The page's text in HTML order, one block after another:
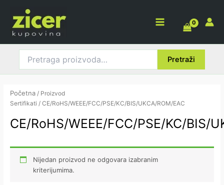
sadržaj
Menu
za:
Pretraži
Početna / Proizvod
Sertifikati / CE/RoHS/WEEE/FCC/PSE/KC/BIS/UKCA/ROM/EAC
CE/RoHS/WEEE/FCC/PSE/KC/BIS/
Nijedan proizvod ne odgovara izabranim
kriterijumima.